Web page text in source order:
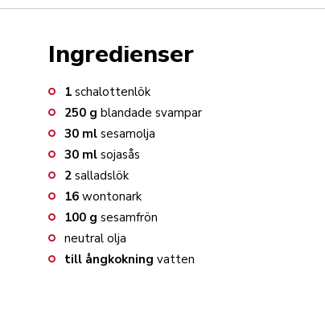
Ingredienser
1 schalottenlök
250 g blandade svampar
30 ml sesamolja
30 ml sojasås
2 salladslök
16 wontonark
100 g sesamfrön
neutral olja
till ångkokning vatten